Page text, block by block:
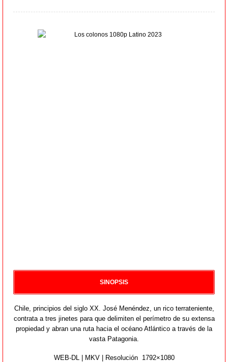
SINOPSIS
Chile, principios del siglo XX. José Menéndez, un rico terrateniente,
contrata a tres jinetes para que delimiten el perímetro de su extensa
propiedad y abran una ruta hacia el océano Atlántico a través de la
vasta Patagonia.
WEB-DL | MKV | Resolución 1792×1080